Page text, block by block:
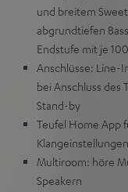
und breitem
abgrundtiefen
Endstufe mit je
Anschlüsse: Line-
bei Anschluss
Stand-by
Teufel Home App
Multiroom: höre
Speakern